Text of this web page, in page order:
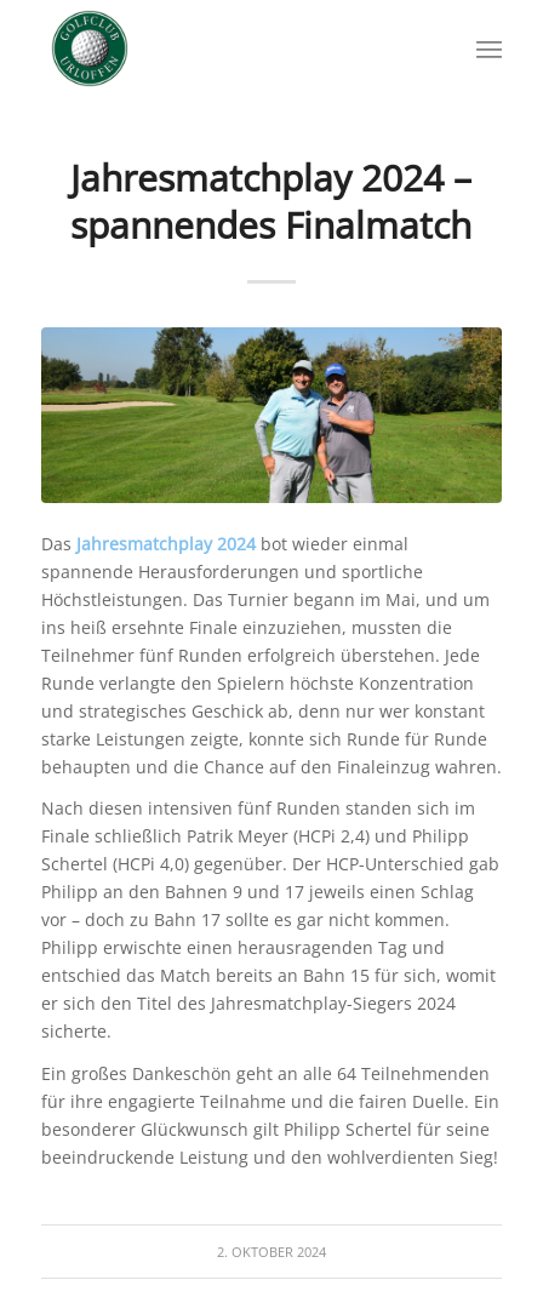
Jahresmatchplay 2024 –
spannendes Finalmatch
Das Jahresmatchplay 2024bot wieder einmal
spannende Herausforderungen und sportliche
Höchstleistungen. Das Turnier begann im Mai, und um
ins heiß ersehnte Finale einzuziehen, mussten die
Teilnehmer fünf Runden erfolgreich überstehen. Jede
Runde verlangte den Spielern höchste Konzentration
und strategisches Geschick ab, denn nur wer konstant
starke Leistungen zeigte, konnte sich Runde für Runde
behaupten und die Chance auf den Finaleinzug wahren.
Nach diesen intensiven fünf Runden standen sich im
Finale schließlich Patrik Meyer (HCPi 2,4) und Philipp
Schertel (HCPi 4,0) gegenüber. Der HCP-Unterschied gab
Philipp an den Bahnen 9 und 17 jeweils einen Schlag
vor – doch zu Bahn 17 sollte es gar nicht kommen.
Philipp erwischte einen herausragenden Tag und
entschied das Match bereits an Bahn 15 für sich, womit
er sich den Titel des Jahresmatchplay-Siegers 2024
sicherte.
Ein großes Dankeschön geht an alle 64 Teilnehmenden
für ihre engagierte Teilnahme und die fairen Duelle. Ein
besonderer Glückwunsch gilt Philipp Schertel für seine
beeindruckende Leistung und den wohlverdienten Sieg!
2. OKTOBER 2024